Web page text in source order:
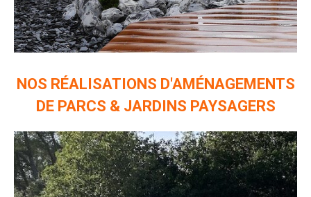
NOS RÉALISATIONS D'AMÉNAGEMENTS
DE PARCS & JARDINS PAYSAGERS